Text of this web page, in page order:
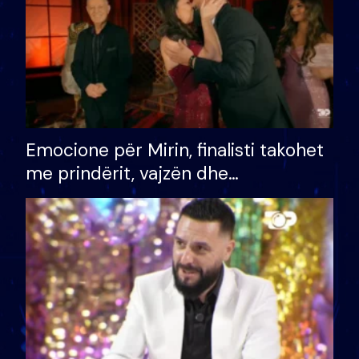
Emocione për Mirin, finalisti takohet
me prindërit, vajzën dhe
bashkëshorten: S’kemi ndonjë letër
divorci apo jo?